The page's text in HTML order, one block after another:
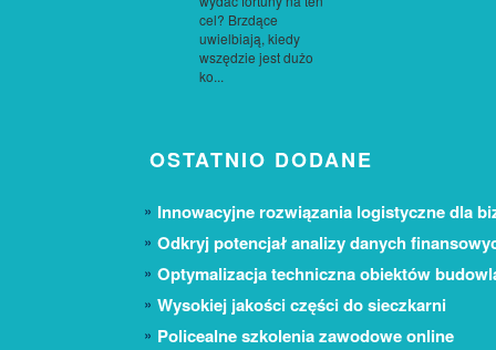
cel? Brzdące
uwielbiają, kiedy
wszędzie jest dużo
ko...
OSTATNIO DODANE
Innowacyjne rozwiązania logistyczne dla
Odkryj potencjał analizy danych
Optymalizacja techniczna obiektów
Wysokiej jakości części do sieczkarni
Policealne szkolenia zawodowe online